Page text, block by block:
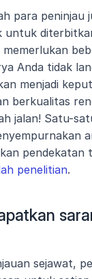
para peninjau
untuk
Anda tidak
menjadi
berkualitas
jalan! Satu-
penelitian.
sejawat,